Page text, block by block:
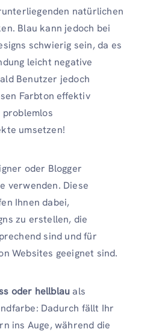
natürlichen
Blau kann jedoch bei
schwierig sein, da es
leicht negative
Benutzer jedoch
Farbton effektiv
umsetzen!
oder Blogger
verwenden. Diese
Ihnen dabei,
zu erstellen, die
sind und für
Websites geeignet sind.
oder hellblauals
Dadurch fällt Ihr
ins Auge, während die